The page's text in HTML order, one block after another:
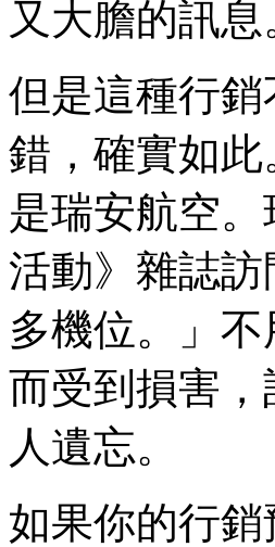
又大膽的訊息
但是這種行
錯，確實如
是瑞安航空
活動》雜誌
多機位。」
而受到損害
人遺忘。
如果你的行